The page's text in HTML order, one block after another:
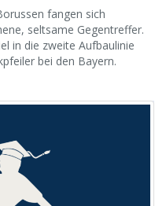
fangen sich
seltsame Gegentreffer.
in die zweite Aufbaulinie
bei den Bayern.